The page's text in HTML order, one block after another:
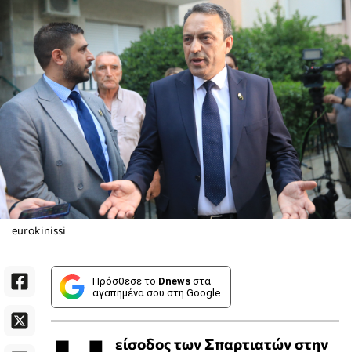
eurokinissi
Πρόσθεσε το Dnews στα
αγαπημένα σου στη Google
είσοδος των Σπαρτιατών στην